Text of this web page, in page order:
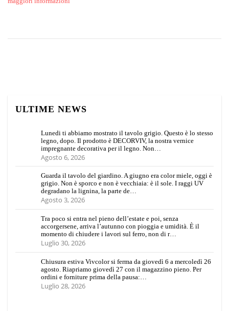
ULTIME NEWS
Lunedi ti abbiamo mostrato il tavolo grigio. Questo è lo stesso
legno, dopo. Il prodotto è DECORVIV, la nostra vernice
impregnante decorativa per il legno. Non…
Agosto 6, 2026
Guarda il tavolo del giardino. A giugno era color miele, oggi è
grigio. Non è sporco e non è vecchiaia: è il sole. I raggi UV
degradano la lignina, la parte de…
Agosto 3, 2026
Tra poco si entra nel pieno dell’estate e poi, senza
accorgersene, arriva l’autunno con pioggia e umidità. È il
momento di chiudere i lavori sul ferro, non di r…
Luglio 30, 2026
Chiusura estiva Vivcolor si ferma da giovedì 6 a mercoledì 26
agosto. Riapriamo giovedì 27 con il magazzino pieno. Per
ordini e forniture prima della pausa:…
Luglio 28, 2026